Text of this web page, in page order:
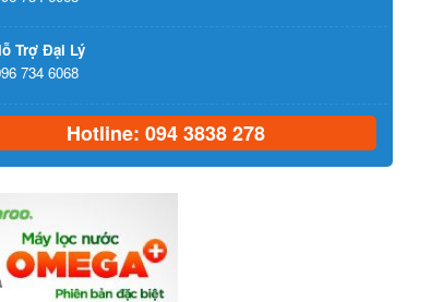
Trợ Đại Lý
734 6068
Hotline: 094 3838 278